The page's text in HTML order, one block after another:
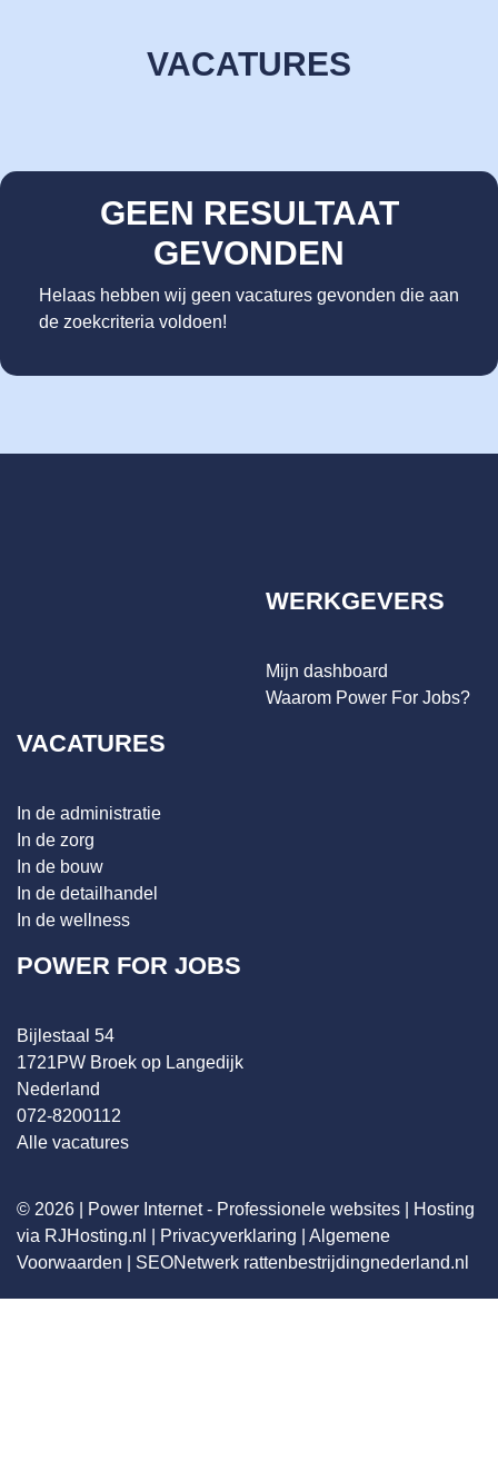
VACATURES
GEEN RESULTAAT
GEVONDEN
Helaas hebben wij geen vacatures gevonden die aan
de zoekcriteria voldoen!
WERKGEVERS
Mijn dashboard
Waarom Power For Jobs?
VACATURES
In de administratie
In de zorg
In de bouw
In de detailhandel
In de wellness
POWER FOR JOBS
Bijlestaal 54
1721PW Broek op Langedijk
Nederland
072-8200112
Alle vacatures
© 2026 | Power Internet - Professionele websites
Hosting
via RJHosting.nl
Privacyverklaring
Algemene
Voorwaarden
SEONetwerk rattenbestrijdingnederland.nl